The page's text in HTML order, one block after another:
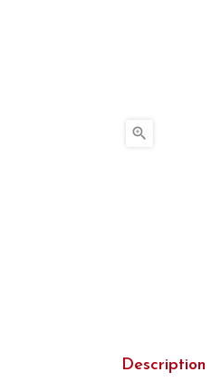

Description